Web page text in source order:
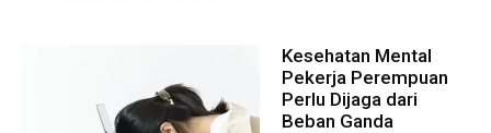
Kesehatan Mental
Pekerja Perempuan
Perlu Dijaga dari
Beban Ganda